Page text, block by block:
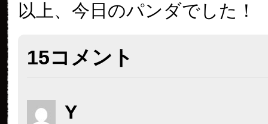
以上、今日のパンダでした！
15コメント
Y